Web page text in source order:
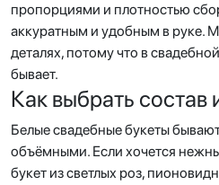
пропорциями и плотностью
аккуратным и удобным в руке.
деталях, потому что в
бывает.
Как выбрать
Белые свадебные букеты
объёмными. Если хочется
букет из светлых роз,